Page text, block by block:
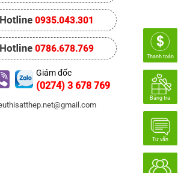
0935.043.301
0786.678.769
Giám đốc
(0274) 3 678 769
Thanh toán
Bảng tra
Tư vấn